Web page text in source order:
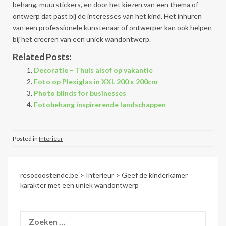
behang, muurstickers, en door het kiezen van een thema of
ontwerp dat past bij de interesses van het kind. Het inhuren
van een professionele kunstenaar of ontwerper kan ook helpen
bij het creëren van een uniek wandontwerp.
Related Posts:
Decoratie – Thuis alsof op vakantie
Foto op Plexiglas in XXL 200 x 200cm
Photo blinds for businesses
Fotobehang inspirerende landschappen
Posted in Interieur
resocoostende.be > Interieur > Geef de kinderkamer
karakter met een uniek wandontwerp